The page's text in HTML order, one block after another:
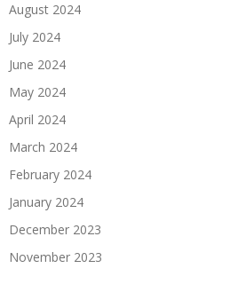
August 2024
July 2024
June 2024
May 2024
April 2024
March 2024
February 2024
January 2024
December 2023
November 2023